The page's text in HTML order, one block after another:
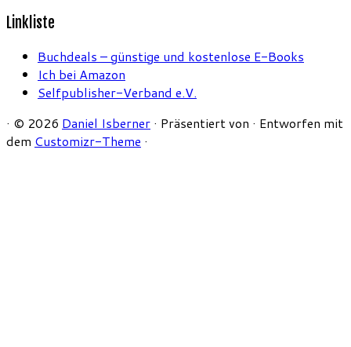
Linkliste
Buchdeals – günstige und kostenlose E-Books
Ich bei Amazon
Selfpublisher-Verband e.V.
· © 2026 Daniel Isberner · Präsentiert von · Entworfen mit
dem Customizr-Theme ·